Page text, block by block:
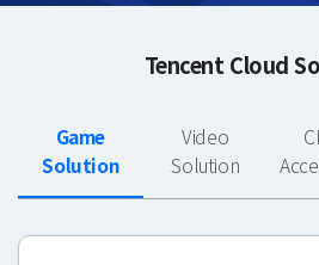
Tencent Cloud
Game
Solution
Video
Solution